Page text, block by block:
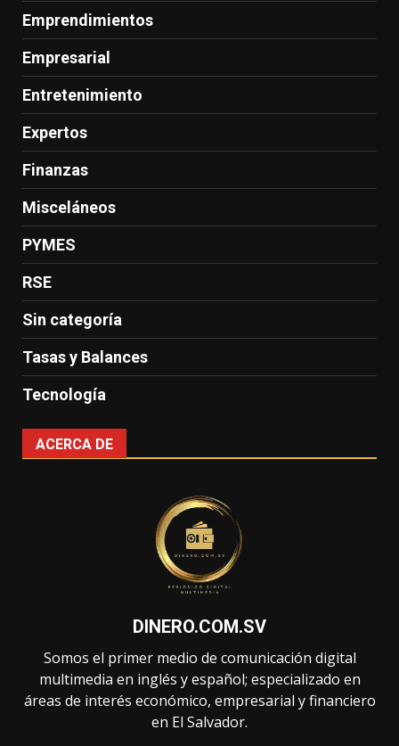
Emprendimientos
Empresarial
Entretenimiento
Expertos
Finanzas
Misceláneos
PYMES
RSE
Sin categoría
Tasas y Balances
Tecnología
ACERCA DE
DINERO.COM.SV
Somos el primer medio de comunicación digital
multimedia en inglés y español; especializado en
áreas de interés económico, empresarial y financiero
en El Salvador.